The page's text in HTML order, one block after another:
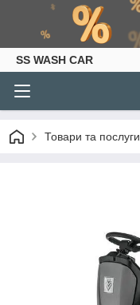
SS WASH CAR
Товари та послуги